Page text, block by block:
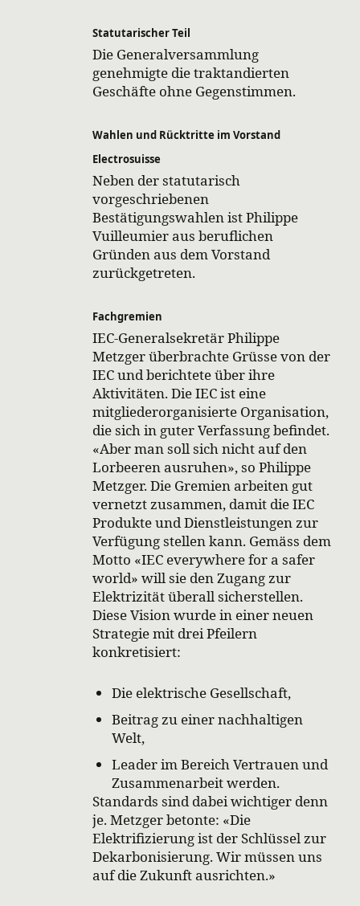
Statutarischer Teil
Die Generalversammlung
genehmigte die traktandierten
Geschäfte ohne Gegenstimmen.
Wahlen und Rücktritte im Vorstand
Electrosuisse
Neben der statutarisch
vorgeschriebenen
Bestätigungswahlen ist Philippe
Vuilleumier aus beruflichen
Gründen aus dem Vorstand
zurückgetreten.
Fachgremien
IEC-Generalsekretär Philippe
Metzger überbrachte Grüsse von der
IEC und berichtete über ihre
Aktivitäten. Die IEC ist eine
mitgliederorganisierte Organisation,
die sich in guter Verfassung befindet.
«Aber man soll sich nicht auf den
Lorbeeren ausruhen», so Philippe
Metzger. Die Gremien arbeiten gut
vernetzt zusammen, damit die IEC
Produkte und Dienstleistungen zur
Verfügung stellen kann. Gemäss dem
Motto «IEC everywhere for a safer
world» will sie den Zugang zur
Elektrizität überall sicherstellen.
Diese Vision wurde in einer neuen
Strategie mit drei Pfeilern
konkretisiert:
Die elektrische Gesellschaft,
Beitrag zu einer nachhaltigen
Welt,
Leader im Bereich Vertrauen und
Zusammenarbeit werden.
Standards sind dabei wichtiger denn
je. Metzger betonte: «Die
Elektrifizierung ist der Schlüssel zur
Dekarbonisierung. Wir müssen uns
auf die Zukunft ausrichten.»